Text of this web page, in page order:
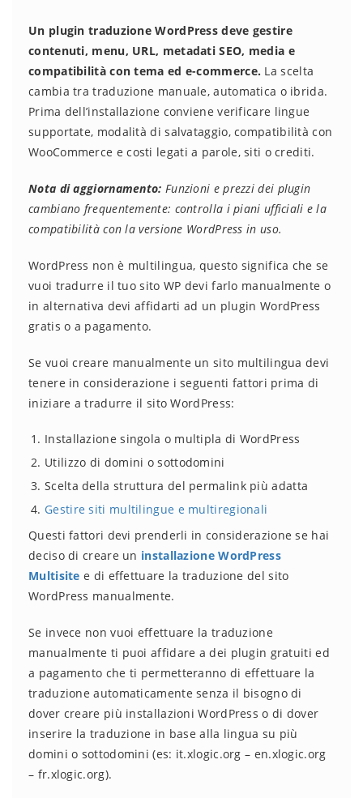
Un plugin traduzione WordPress deve gestire
contenuti, menu, URL, metadati SEO, media e
compatibilità con tema ed e-commerce. La scelta
cambia tra traduzione manuale, automatica o ibrida.
Prima dell’installazione conviene verificare lingue
supportate, modalità di salvataggio, compatibilità con
WooCommerce e costi legati a parole, siti o crediti.
Nota di aggiornamento: Funzioni e prezzi dei plugin
cambiano frequentemente: controlla i piani ufficiali e la
compatibilità con la versione WordPress in uso.
WordPress non è multilingua, questo significa che se
vuoi tradurre il tuo sito WP devi farlo manualmente o
in alternativa devi affidarti ad un plugin WordPress
gratis o a pagamento.
Se vuoi creare manualmente un sito multilingua devi
tenere in considerazione i seguenti fattori prima di
iniziare a tradurre il sito WordPress:
Installazione singola o multipla di WordPress
Utilizzo di domini o sottodomini
Scelta della struttura del permalink più adatta
Gestire siti multilingue e multiregionali
Questi fattori devi prenderli in considerazione se hai
deciso di creare un installazione WordPress
Multisite e di effettuare la traduzione del sito
WordPress manualmente.
Se invece non vuoi effettuare la traduzione
manualmente ti puoi affidare a dei plugin gratuiti ed
a pagamento che ti permetteranno di effettuare la
traduzione automaticamente senza il bisogno di
dover creare più installazioni WordPress o di dover
inserire la traduzione in base alla lingua su più
domini o sottodomini (es: it.xlogic.org – en.xlogic.org
– fr.xlogic.org).